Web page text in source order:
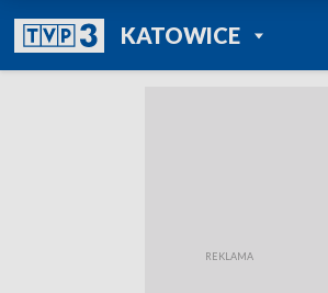
KATOWICEPOWRÓT DO
TVP REGIONY